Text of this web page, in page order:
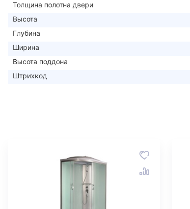
Толщина полотна двери
Высота
Глубина
Ширина
Высота поддона
Штрихкод